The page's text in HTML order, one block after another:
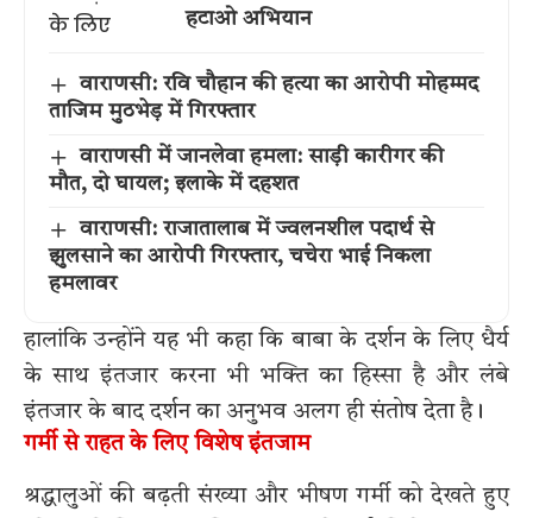
हटाओ अभियान
वाराणसी: रवि चौहान की हत्या का आरोपी मोहम्मद
ताजिम मुठभेड़ में गिरफ्तार
वाराणसी में जानलेवा हमला: साड़ी कारीगर की
मौत, दो घायल; इलाके में दहशत
वाराणसी: राजातालाब में ज्वलनशील पदार्थ से
झुलसाने का आरोपी गिरफ्तार, चचेरा भाई निकला
हमलावर
हालांकि उन्होंने यह भी कहा कि बाबा के दर्शन के लिए धैर्य
के साथ इंतजार करना भी भक्ति का हिस्सा है और लंबे
इंतजार के बाद दर्शन का अनुभव अलग ही संतोष देता है।
गर्मी से राहत के लिए विशेष इंतजाम
श्रद्धालुओं की बढ़ती संख्या और भीषण गर्मी को देखते हुए